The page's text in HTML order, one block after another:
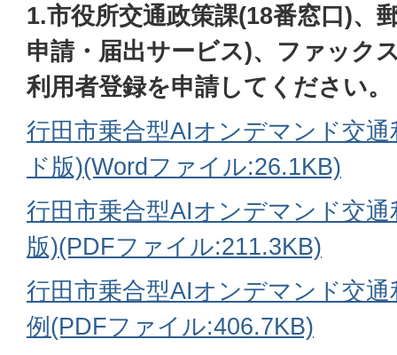
1.市役所交通政策課(18番窓口)、
申請・届出サービス)、ファック
利用者登録を申請してください。
行田市乗合型AIオンデマンド交
ド版)(Wordファイル:26.1KB)
行田市乗合型AIオンデマンド交
版)(PDFファイル:211.3KB)
行田市乗合型AIオンデマンド交
例(PDFファイル:406.7KB)